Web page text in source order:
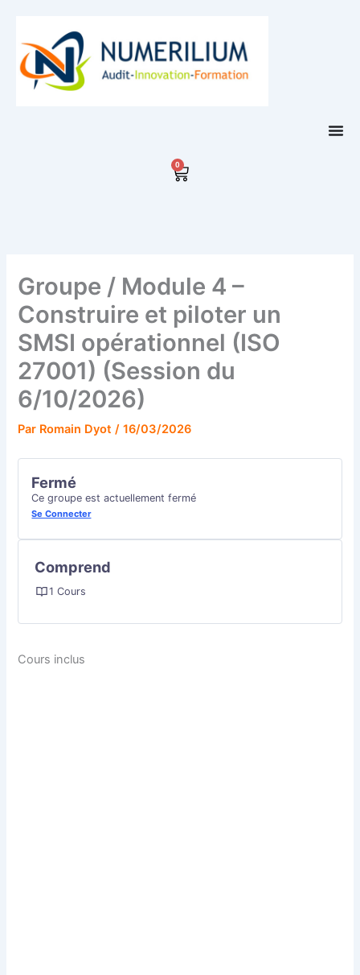
contenu
0
Panier
Groupe / Module 4 –
Construire et piloter un
SMSI opérationnel (ISO
27001) (Session du
6/10/2026)
Par Romain Dyot/16/03/2026
Cours inclus
Fermé
Ce groupe est actuellement fermé
Se Connecter
Comprend
1 Cours